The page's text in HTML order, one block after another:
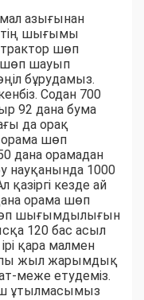
азығынан
шығымы
шөп
шөп шауып
бұрудамыз.
Содан 700
92 дана бума
да орақ
шөп
дана орамадан
1000
кезде ай
орама шөп
шығымдылығын
120 бас асыл
қара малмен
жыл жарымдық
меже етудеміз.
ұтылмасымыз